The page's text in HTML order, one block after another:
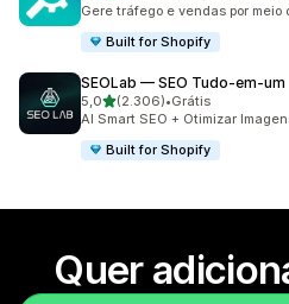
Gere tráfego e vendas por
Built for Shopify
SEOLab — SEO Tudo‑em‑um
5,0de 5 estrelas
(2.306)
2306 avaliações ao todo
•Grátis
AI Smart SEO + Otimizar
Built for Shopify
Quer